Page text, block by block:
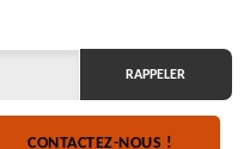
CONTACTEZ-NOUS !